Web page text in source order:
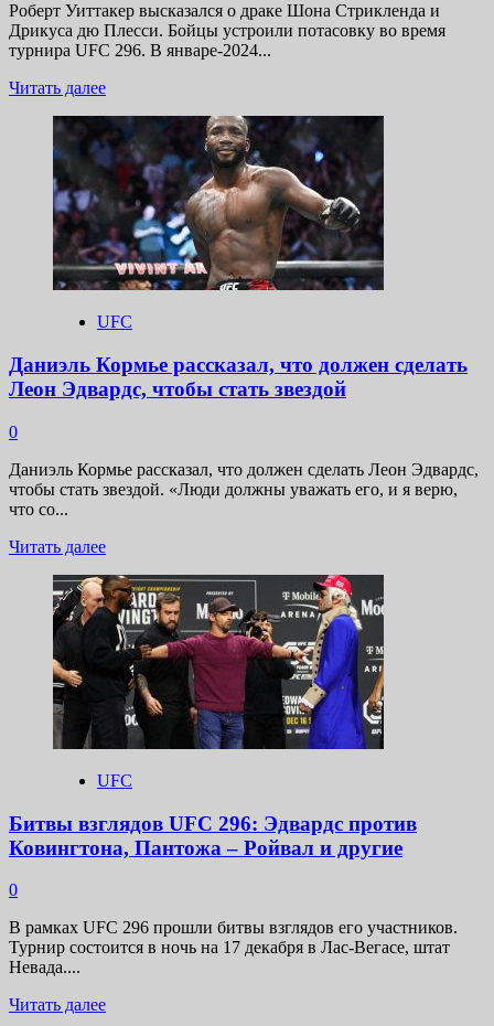
Роберт Уиттакер высказался о драке Шона Стрикленда и
Дрикуса дю Плесси. Бойцы устроили потасовку во время
турнира UFC 296. В январе-2024...
Читать далееПрочитать
о
Роберт
Уиттакер
высказался
о
драке
Шона
Стрикленда
и
дю
UFC
Даниэль Кормье рассказал, что должен сделать
Леон Эдвардс, чтобы стать звездой
0
Даниэль Кормье рассказал, что должен сделать Леон Эдвардс,
чтобы стать звездой. «Люди должны уважать его, и я верю,
что со...
Читать далееПрочитать
о
Даниэль
Кормье
рассказал,
что
должен
сделать
Леон
Эдвардс,
стать
UFC
Битвы взглядов UFC 296: Эдвардс против
Ковингтона, Пантожа – Ройвал и другие
0
В рамках UFC 296 прошли битвы взглядов его участников.
Турнир состоится в ночь на 17 декабря в Лас-Вегасе, штат
Невада....
Читать далееПрочитать